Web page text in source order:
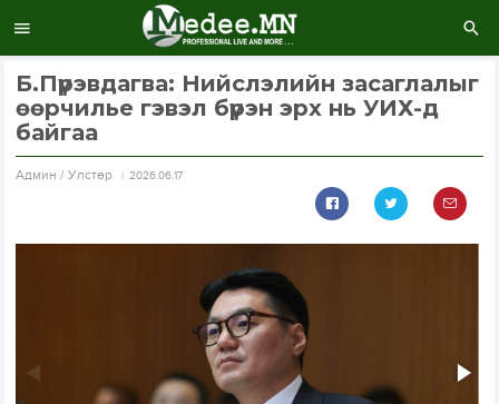
Б.Пүрэвдагва: Нийслэлийн засаглалыг
өөрчилье гэвэл бүрэн эрх нь УИХ-д
байгаа
Aдмин / Улстөр 2026.06.17